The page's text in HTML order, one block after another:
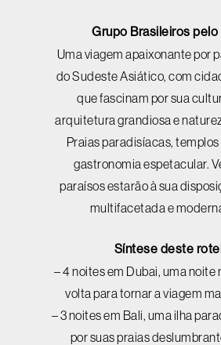
Grupo Brasileiros pelo
Uma viagem apaixonante por
do Sudeste Asiático, com
que fascinam por sua
arquitetura grandiosa e
Praias paradisíacas,
gastronomia espetacular.
paraísos estarão à sua
multifacetada e
Síntese deste
– 4 noites em Dubai, uma noite
volta para tornar a viagem
– 3 noites em Bali, uma ilha
por suas praias